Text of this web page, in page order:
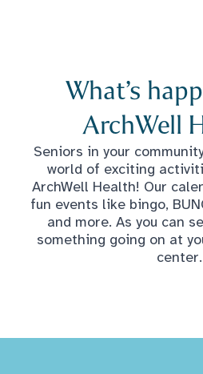
What’s
ArchWell
Seniors in your
world of exciting
ArchWell Health! Our
fun events like bingo,
and more. As you can
something going on at
center.